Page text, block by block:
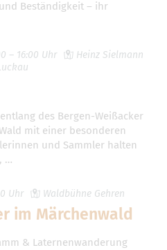
Beständigkeit – ihr
– 16:00 Uhr
Heinz Sielmann
des Bergen-Weißacker
mit einer besonderen
und Sammler halten
…
Uhr Waldbühne Gehren
im Märchenwald
& Laternenwanderung